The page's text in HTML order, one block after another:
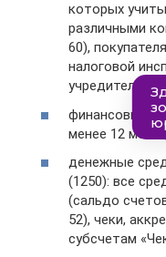
которых
различными
60),
налоговой
учредителями
финансовые
менее 12
денежные
(1250): все
(сальдо
52), чеки,
субсчетам